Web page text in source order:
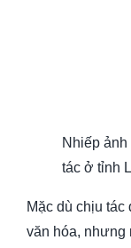
Nhiếp
tác ở tỉnh
Mặc dù chịu tác
văn hóa,